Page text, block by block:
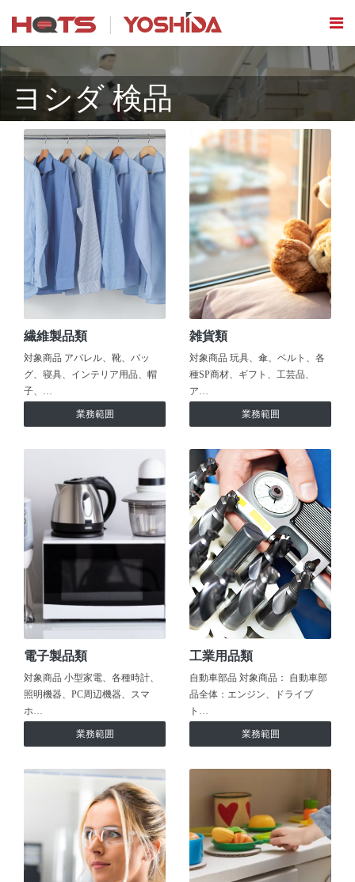
ヨシダ 検品
繊維製品類
対象商品 アパレル、靴、バッ
グ、寝具、インテリア用品、帽
子、…
業務範囲
雑貨類
対象商品 玩具、傘、ベルト、各
種SP商材、ギフト、工芸品、
ア…
業務範囲
電子製品類
対象商品 小型家電、各種時計、
照明機器、PC周辺機器、スマ
ホ…
業務範囲
工業用品類
自動車部品 対象商品： 自動車部
品全体：エンジン、ドライブ
ト…
業務範囲